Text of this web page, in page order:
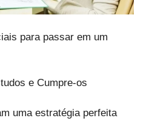
para passar em um
e Cumpre-os
uma estratégia perfeita